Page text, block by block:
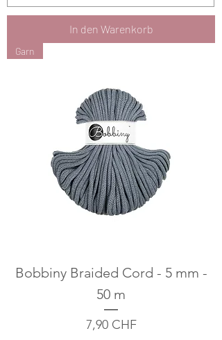
In den Warenkorb
Garn
Bobbiny Braided Cord - 5 mm -
50 m
Preis
7,90 CHF